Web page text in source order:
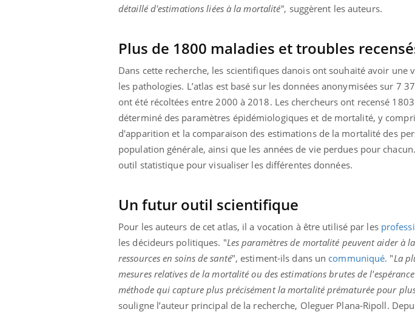
détaillé d'estimations liées à la mortalité", suggèrent les auteurs.
Plus de 1800 maladies et troubles
Dans cette recherche, les scientifiques danois ont souhaité avoir une
les pathologies. L’atlas est basé sur les données anonymisées sur 7
ont été récoltées entre 2000 à 2018. Les chercheurs ont recensé
déterminé des paramètres épidémiologiques et de mortalité, y
d'apparition et la comparaison des estimations de la mortalité des
population générale, ainsi que les années de vie perdues pour
outil statistique pour visualiser les différentes données.
Un futur outil scientifique
Pour les auteurs de cet atlas, il a vocation à être utilisé par les
les décideurs politiques. "Les paramètres de mortalité peuvent aider à
ressources en soins de santé", estiment-ils dans un communiqué. "La
mesures relatives de la mortalité ou des estimations brutes de
méthode qui capture plus précisément la mortalité prématurée pour
souligne l’auteur principal de la recherche, Oleguer Plana-Ripoll.